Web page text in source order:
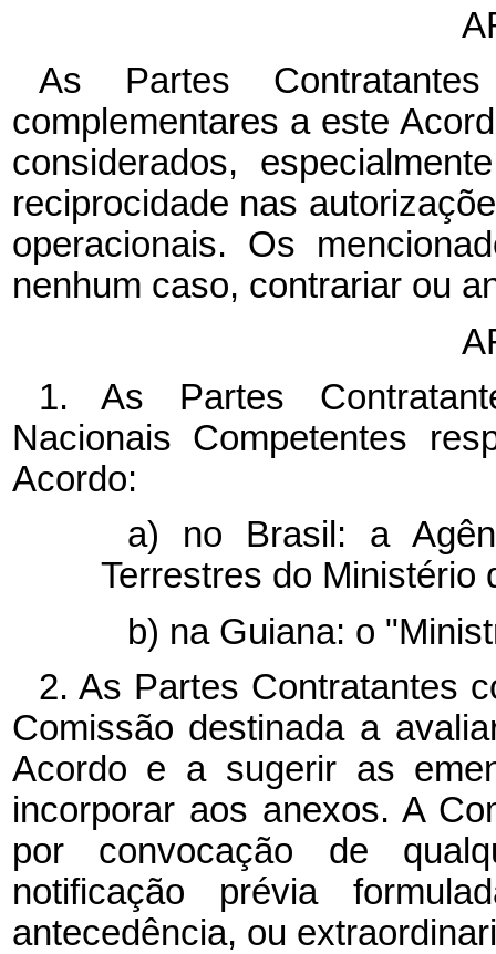
As Partes
complementares a este
considerados,
reciprocidade nas
operacionais. Os
nenhum caso, contrariar ou
1. As Partes
Nacionais Competentes
Acordo:
a) no Brasil: a
Terrestres do Ministério
b) na Guiana: o
2. As Partes Contratantes
Comissão destinada a
Acordo e a sugerir as
incorporar aos anexos. A
por convocação de
notificação prévia
antecedência, ou